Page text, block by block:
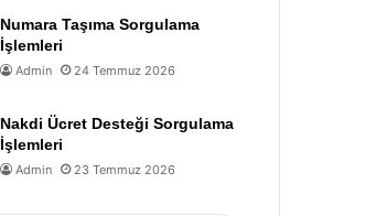
Numara Taşıma Sorgulama
İşlemleri
Admin 24 Temmuz 2026
Nakdi Ücret Desteği Sorgulama
İşlemleri
Admin 23 Temmuz 2026